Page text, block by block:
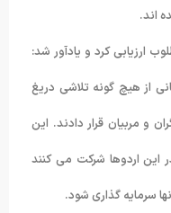
اند.
ارزیابی کرد و یادآور شد:
از هیچ گونه تلاشی دریغ
و مربیان قرار دادند. این
این اردوها شرکت می کنند
سرمایه گذاری شود.